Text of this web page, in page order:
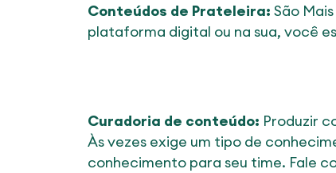
Conteúdos de Prateleira: São
plataforma digital ou na sua, você
Curadoria de conteúdo: Produzir
Às vezes exige um tipo de
conhecimento para seu time. Fale